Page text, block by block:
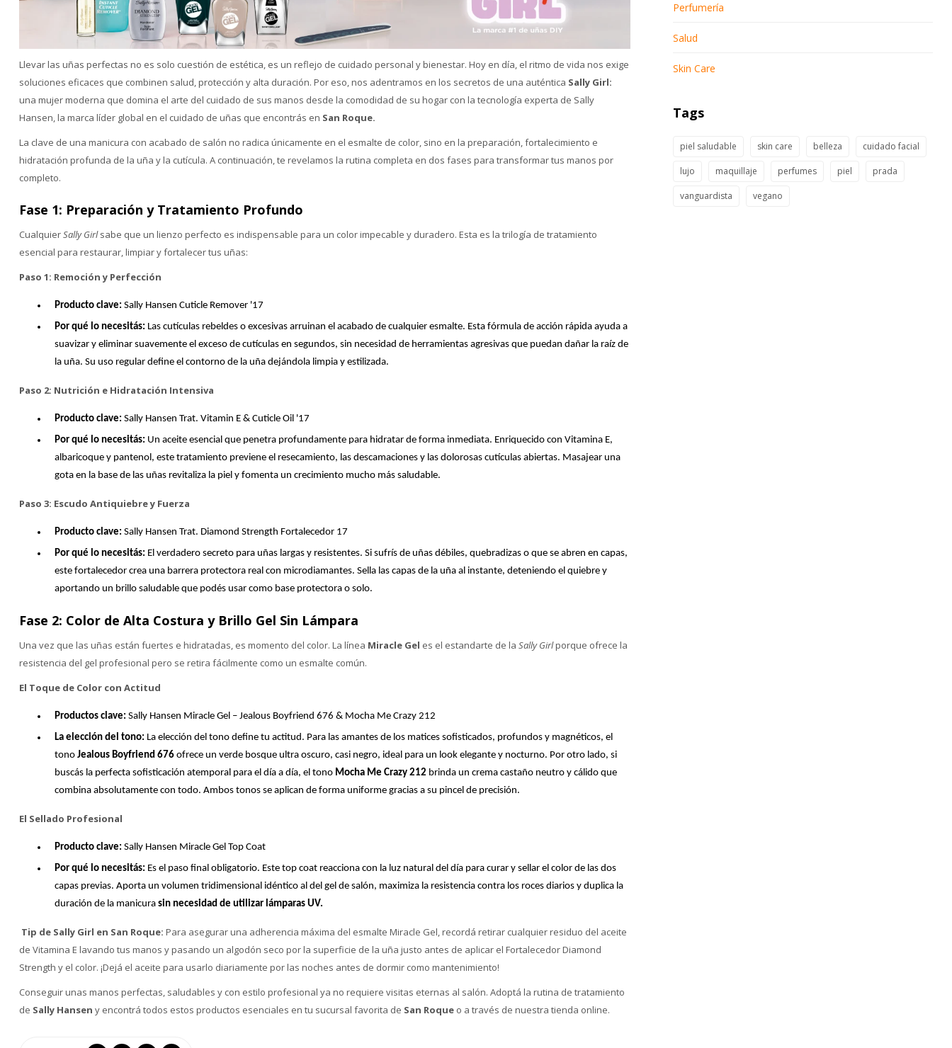
Llevar las uñas perfectas no es solo cuestión de estética, es un reflejo de cuidado personal y bienestar. Hoy en día, el ritmo de vida nos exige
soluciones eficaces que combinen salud, protección y alta duración. Por eso, nos adentramos en los secretos de una auténtica Sally Girl:
una mujer moderna que domina el arte del cuidado de sus manos desde la comodidad de su hogar con la tecnología experta de Sally
Hansen, la marca líder global en el cuidado de uñas que encontrás en San Roque.
La clave de una manicura con acabado de salón no radica únicamente en el esmalte de color, sino en la preparación, fortalecimiento e
hidratación profunda de la uña y la cutícula. A continuación, te revelamos la rutina completa en dos fases para transformar tus manos por
completo.
Fase 1: Preparación y Tratamiento Profundo
CualquierSally Girlsabe que un lienzo perfecto es indispensable para un color impecable y duradero. Esta es la trilogía de tratamiento
esencial para restaurar, limpiar y fortalecer tus uñas:
Paso 1: Remoción y Perfección
Producto clave: Sally Hansen Cuticle Remover '17
Por qué lo necesitás: Las cutículas rebeldes o excesivas arruinan el acabado de cualquier esmalte. Esta fórmula de acción rápida ayuda a
suavizar y eliminar suavemente el exceso de cutículas en segundos, sin necesidad de herramientas agresivas que puedan dañar la raíz de
la uña. Su uso regular define el contorno de la uña dejándola limpia y estilizada.
Paso 2: Nutrición e Hidratación Intensiva
Producto clave: Sally Hansen Trat. Vitamin E & Cuticle Oil '17
Por qué lo necesitás: Un aceite esencial que penetra profundamente para hidratar de forma inmediata. Enriquecido con Vitamina E,
albaricoque y pantenol, este tratamiento previene el resecamiento, las descamaciones y las dolorosas cutículas abiertas. Masajear una
gota en la base de las uñas revitaliza la piel y fomenta un crecimiento mucho más saludable.
Paso 3: Escudo Antiquiebre y Fuerza
Producto clave: Sally Hansen Trat. Diamond Strength Fortalecedor 17
Por qué lo necesitás: El verdadero secreto para uñas largas y resistentes. Si sufrís de uñas débiles, quebradizas o que se abren en capas,
este fortalecedor crea una barrera protectora real con microdiamantes. Sella las capas de la uña al instante, deteniendo el quiebre y
aportando un brillo saludable que podés usar como base protectora o solo.
Fase 2: Color de Alta Costura y Brillo Gel Sin Lámpara
Una vez que las uñas están fuertes e hidratadas, es momento del color. La línea Miracle Gel es el estandarte de la Sally Girlporque ofrece la
resistencia del gel profesional pero se retira fácilmente como un esmalte común.
El Toque de Color con Actitud
Productos clave: Sally Hansen Miracle Gel – Jealous Boyfriend 676 & Mocha Me Crazy 212
La elección del tono: La elección del tono define tu actitud. Para las amantes de los matices sofisticados, profundos y magnéticos, el
tonoJealous Boyfriend 676ofrece un verde bosque ultra oscuro, casi negro, ideal para un look elegante y nocturno. Por otro lado, si
buscás la perfecta sofisticación atemporal para el día a día, el tono Mocha Me Crazy 212 brinda un crema castaño neutro y cálido que
combina absolutamente con todo. Ambos tonos se aplican de forma uniforme gracias a su pincel de precisión.
El Sellado Profesional
Producto clave: Sally Hansen Miracle Gel Top Coat
Por qué lo necesitás: Es el paso final obligatorio. Este top coat reacciona con la luz natural del día para curar y sellar el color de las dos
capas previas. Aporta un volumen tridimensional idéntico al del gel de salón, maximiza la resistencia contra los roces diarios y duplica la
duración de la manicurasin necesidad de utilizar lámparas UV.
Tip de Sally Girl en San Roque: Para asegurar una adherencia máxima del esmalte Miracle Gel, recordá retirar cualquier residuo del aceite
de Vitamina E lavando tus manos y pasando un algodón seco por la superficie de la uña justo antes de aplicar el Fortalecedor Diamond
Strength y el color. ¡Dejá el aceite para usarlo diariamente por las noches antes de dormir como mantenimiento!
Conseguir unas manos perfectas, saludables y con estilo profesional ya no requiere visitas eternas al salón. Adoptá la rutina de tratamiento
de Sally Hansen y encontrá todos estos productos esenciales en tu sucursal favorita de San Roqueo a través de nuestra tienda online.
Perfumería
Salud
Skin Care
Tags
piel saludable skin care belleza cuidado facial
lujo maquillaje perfumes piel prada
vanguardista vegano